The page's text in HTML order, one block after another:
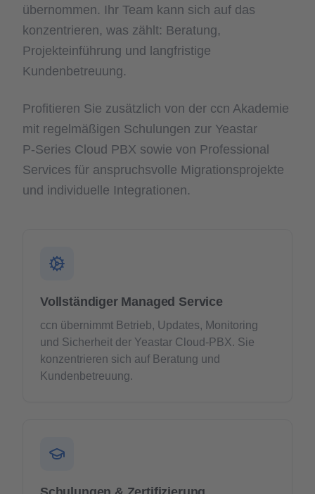
übernommen. Ihr Team kann sich auf das
konzentrieren, was zählt: Beratung,
Projekteinführung und langfristige
Kundenbetreuung.
Profitieren Sie zusätzlich von der ccn Akademie
mit regelmäßigen Schulungen zur Yeastar
P‑Series Cloud PBX sowie von Professional
Services für anspruchsvolle Migrationsprojekte
und individuelle Integrationen.
Vollständiger Managed Service
ccn übernimmt Betrieb, Updates, Monitoring
und Sicherheit der Yeastar Cloud-PBX. Sie
konzentrieren sich auf Beratung und
Kundenbetreuung.